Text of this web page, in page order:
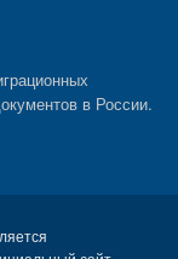
в России.